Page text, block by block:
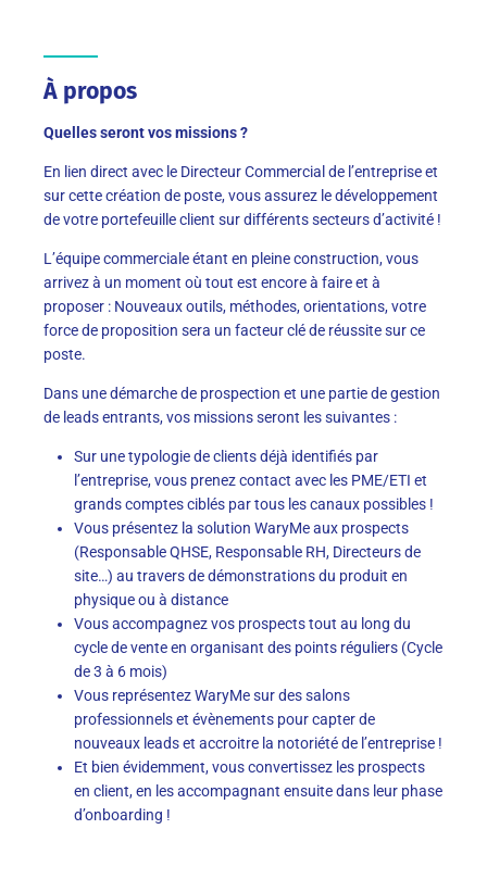
À propos
Quelles seront vos missions ?
En lien direct avec le Directeur Commercial de l’entreprise et
sur cette création de poste, vous assurez le développement
de votre portefeuille client sur différents secteurs d’activité !
L’équipe commerciale étant en pleine construction, vous
arrivez à un moment où tout est encore à faire et à
proposer : Nouveaux outils, méthodes, orientations, votre
force de proposition sera un facteur clé de réussite sur ce
poste.
Dans une démarche de prospection et une partie de gestion
de leads entrants, vos missions seront les suivantes :
Sur une typologie de clients déjà identifiés par
l’entreprise, vous prenez contact avec les PME/ETI et
grands comptes ciblés par tous les canaux possibles !
Vous présentez la solution WaryMe aux prospects
(Responsable QHSE, Responsable RH, Directeurs de
site…) au travers de démonstrations du produit en
physique ou à distance
Vous accompagnez vos prospects tout au long du
cycle de vente en organisant des points réguliers (Cycle
de 3 à 6 mois)
Vous représentez WaryMe sur des salons
professionnels et évènements pour capter de
nouveaux leads et accroitre la notoriété de l’entreprise !
Et bien évidemment, vous convertissez les prospects
en client, en les accompagnant ensuite dans leur phase
d’onboarding !